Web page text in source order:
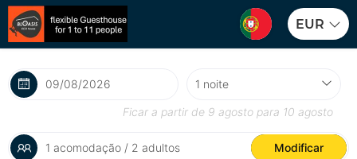
EUR
Ficar a partir de 9 agosto para 10 agosto
1 acomodação / 2 adultos Modificar